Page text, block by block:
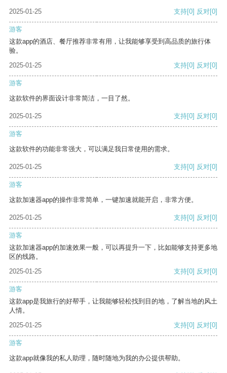
2025-01-25 支持[0] 反对[0]
游客
这款app的酒店、餐厅推荐非常有用，让我能够享受到高品质的旅行体
验。
2025-01-25
支持[0] 反对[0]
游客
这款软件的界面设计非常简洁，一目了然。
2025-01-25 支持[0] 反对[0]
游客
这款软件的功能非常强大，可以满足我日常使用的需求。
2025-01-25 支持[0] 反对[0]
游客
这款加速器app的操作非常简单，一键加速就能开启，非常方便。
2025-01-25 支持[0] 反对[0]
游客
这款加速器app的加速效果一般，可以再提升一下，比如能够支持更多地
区的线路。
2025-01-25
支持[0] 反对[0]
游客
这款app是我旅行的好帮手，让我能够轻松找到目的地，了解当地的风土
人情。
2025-01-25
支持[0] 反对[0]
游客
这款app就像我的私人助理，随时随地为我的办公提供帮助。